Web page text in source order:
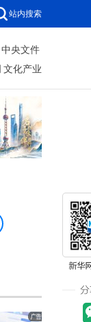
站内搜索
中央文件
文化产业